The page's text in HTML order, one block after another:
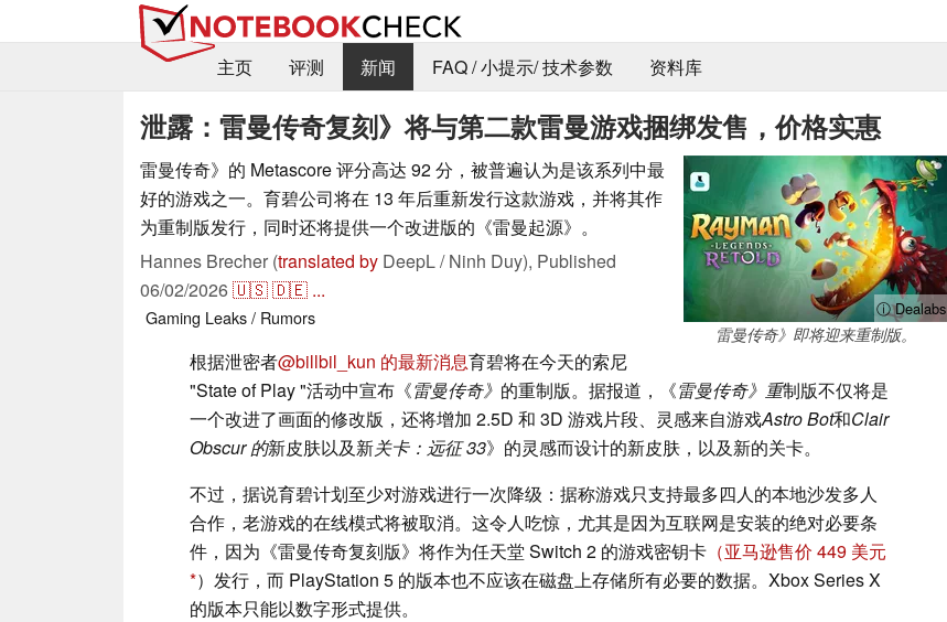
主页
评测 新闻 FAQ / 小提示/ 技术参数 资料库
泄露：雷曼传奇复刻》将与第二款雷曼游戏捆绑发售，价格实惠
ⓘ Dealabs
雷曼传奇》即将迎来重制版。
雷曼传奇》的 Metascore 评分高达 92 分，被普遍认为是该系列中最
好的游戏之一。育碧公司将在 13 年后重新发行这款游戏，并将其作
为重制版发行，同时还将提供一个改进版的《雷曼起源》。
Hannes Brecher (translated by DeepL / Ninh Duy), Published
06/02/2026🇺🇸🇩🇪 ...
Gaming Leaks / Rumors
根据泄密者@billbil_kun 的最新消息育碧将在今天的索尼
"State of Play "活动中宣布《雷曼传奇》 的重制版。据报道，《雷曼传奇》重制版不仅将是
一个改进了画面的修改版，还将增加 2.5D 和 3D 游戏片段、灵感来自游戏Astro Bot和Clair
Obscur 的新皮肤以及新关卡：远征 33》的灵感而设计的新皮肤，以及新的关卡。
不过，据说育碧计划至少对游戏进行一次降级：据称游戏只支持最多四人的本地沙发多人
合作，老游戏的在线模式将被取消。这令人吃惊，尤其是因为互联网是安装的绝对必要条
件，因为《雷曼传奇复刻版》将作为任天堂 Switch 2 的游戏密钥卡 （亚马逊售价 449 美元
）发行，而 PlayStation 5 的版本也不应该在磁盘上存储所有必要的数据。Xbox Series X
的版本只能以数字形式提供。